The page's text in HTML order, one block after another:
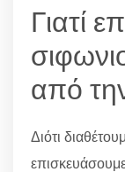
Γιατί
από
Διότι